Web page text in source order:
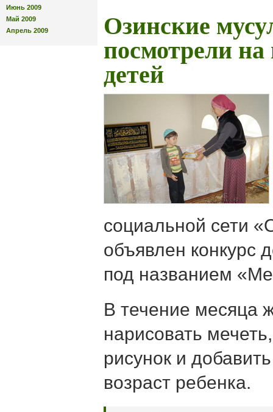
Июнь 2009
Май 2009
Апрель 2009
Озинские
посмотрели на
детей
социальной сети
объявлен конкурс
под названием
В течение месяца
нарисовать
рисунок и
возраст ребенка.